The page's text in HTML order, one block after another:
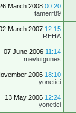
March 2008 00:20
tamerr89
March 2007 12:15
REHA
07 June 2006 11:14
mevlutgunes
2006 18:10
yonetici
13 May 2006 12:24
yonetici